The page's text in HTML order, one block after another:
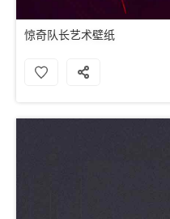
惊奇队长艺术壁纸